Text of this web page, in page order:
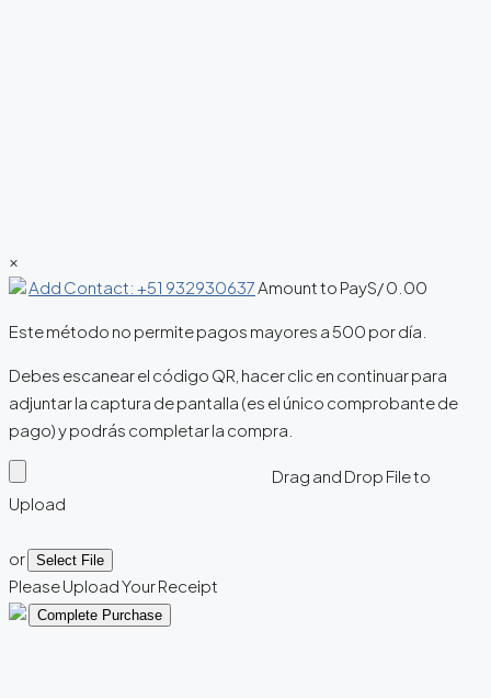
×
Add Contact: +51 932930637Amount to PayS/0.00
Este método no permite pagos mayores a 500 por día.
Debes escanear el código QR, hacer clic en continuar para
adjuntar la captura de pantalla (es el único comprobante de
pago) y podrás completar la compra.
Drag and Drop File to
Upload
or Select File
Please Upload Your Receipt